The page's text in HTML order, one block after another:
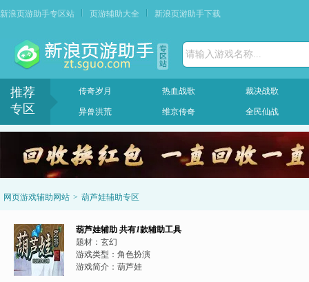
新浪页游助手专区站 页游辅助大全 新浪页游助手下载
请输入游戏名称...
推荐
专区
传奇岁月 热血战歌 裁决战歌
异兽洪荒 维京传奇 全民仙战
网页游戏辅助网站 > 葫芦娃辅助专区
葫芦娃辅助 共有1款辅助工具
题材： 玄幻
游戏类型： 角色扮演
游戏简介： 葫芦娃